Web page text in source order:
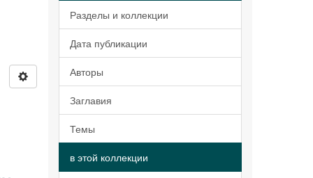
Разделы и коллекции
Дата публикации
Авторы
Заглавия
Темы
в этой коллекции